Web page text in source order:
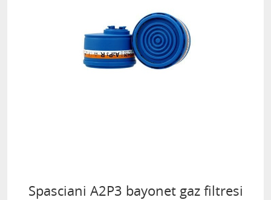
Spasciani A2P3 bayonet gaz filtresi